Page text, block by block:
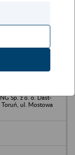
Spółdzielnia
Sp. z o. o. Dast-
ul. Mostowa